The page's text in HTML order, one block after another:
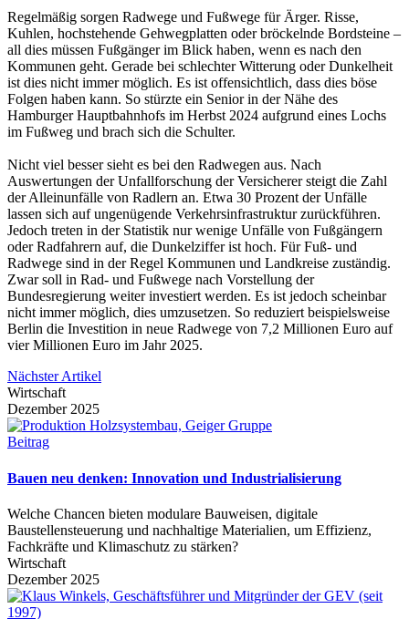
Regelmäßig sorgen Radwege und Fußwege für Ärger. Risse,
Kuhlen, hochstehende Gehwegplatten oder bröckelnde Bordsteine –
all dies müssen Fußgänger im Blick haben, wenn es nach den
Kommunen geht. Gerade bei schlechter Witterung oder Dunkelheit
ist dies nicht immer möglich. Es ist offensichtlich, dass dies böse
Folgen haben kann. So stürzte ein Senior in der Nähe des
Hamburger Hauptbahnhofs im Herbst 2024 aufgrund eines Lochs
im Fußweg und brach sich die Schulter.
Nicht viel besser sieht es bei den Radwegen aus. Nach
Auswertungen der Unfallforschung der Versicherer steigt die Zahl
der Alleinunfälle von Radlern an. Etwa 30 Prozent der Unfälle
lassen sich auf ungenügende Verkehrsinfrastruktur zurückführen.
Jedoch treten in der Statistik nur wenige Unfälle von Fußgängern
oder Radfahrern auf, die Dunkelziffer ist hoch. Für Fuß- und
Radwege sind in der Regel Kommunen und Landkreise zuständig.
Zwar soll in Rad- und Fußwege nach Vorstellung der
Bundesregierung weiter investiert werden. Es ist jedoch scheinbar
nicht immer möglich, dies umzusetzen. So reduziert beispielsweise
Berlin die Investition in neue Radwege von 7,2 Millionen Euro auf
vier Millionen Euro im Jahr 2025.
Nächster Artikel
Wirtschaft
Dezember 2025
Beitrag
Bauen neu denken: Innovation und Industrialisierung
Welche Chancen bieten modulare Bauweisen, digitale
Baustellensteuerung und nachhaltige Materialien, um Effizienz,
Fachkräfte und Klimaschutz zu stärken?
Wirtschaft
Dezember 2025